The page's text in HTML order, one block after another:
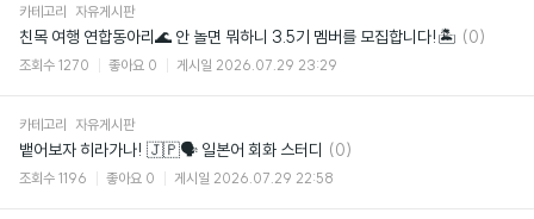
카테고리 자유게시판
친목 여행 연합동아리🌊 안 놀면 뭐하니 3.5기 멤버를 모집합니다!🏝 댓
(0)
조회수 1270 좋아요 0 게시일 2026.07.29 23:29
카테고리 자유게시판
뱉어보자 히라가나! 🇯🇵🗣️ 일본어 회화 스터디 댓
글
(0)
조회수 1196 좋아요 0 게시일 2026.07.29 22:58